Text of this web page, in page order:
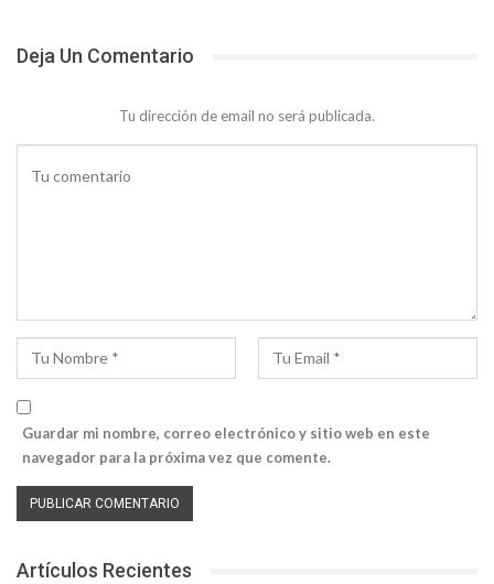
Deja Un Comentario
Tu dirección de email no será publicada.
Guardar mi nombre, correo electrónico y sitio web en este
navegador para la próxima vez que comente.
Artículos Recientes